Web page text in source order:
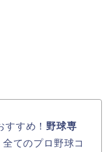
すめ！ 野球専
全てのプロ野球コ